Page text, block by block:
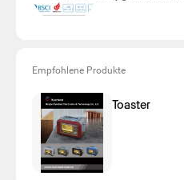
Empfohlene Produkte
Toaster